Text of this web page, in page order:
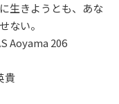
生きようとも、あな
ない。
Aoyama 206
貴